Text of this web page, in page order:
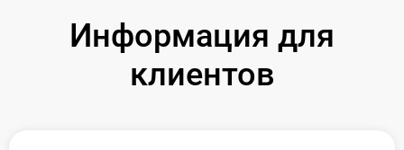
Информация для
клиентов